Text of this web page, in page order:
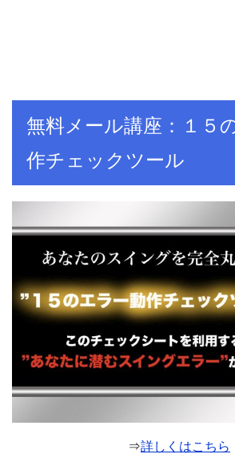
無料メール講座：１５
作チェックツール
⇒詳しくはこちら